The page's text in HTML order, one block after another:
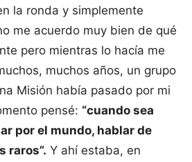
la ronda y simplemente
me acuerdo muy bien de qué
pero mientras lo hacía me
muchos años, un grupo
Misión había pasado por mi
pensé: “cuando sea
por el mundo, hablar de
raros”. Y ahí estaba, en